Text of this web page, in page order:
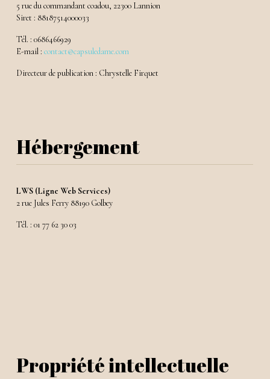
5 rue du commandant coadou, 22300 Lannion
Siret : 88187514000033
Tél. : 0686466929
E-mail : contact@capsuledame.com
Directeur de publication : Chrystelle Firquet
Hébergement
LWS (Ligne Web Services)
2 rue Jules Ferry 88190 Golbey
Tél. : 01 77 62 30 03
Propriété intellectuelle